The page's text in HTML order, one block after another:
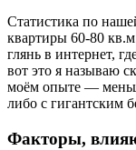
Статистика по
квартиры 60-80
глянь в интернет,
вот это я называю
моём опыте —
либо с гигантским
Факторы,